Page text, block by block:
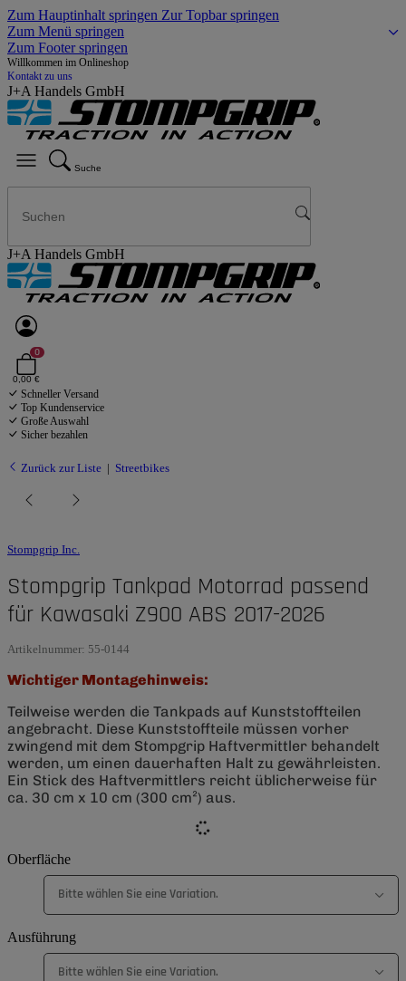
Zum Hauptinhalt springen Zur Topbar springen
Zum Menü springen
Zum Footer springen
Willkommen im Onlineshop
Kontakt zu uns
J+A Handels GmbH
Suche
J+A Handels GmbH
0
0,00 €
Schneller Versand
Top Kundenservice
Große Auswahl
Sicher bezahlen
Zurück zur Liste Streetbikes
Stompgrip Inc.
Stompgrip Tankpad Motorrad passend
für Kawasaki Z900 ABS 2017-2026
Artikelnummer: 55-0144
Wichtiger Montagehinweis:
Teilweise werden die Tankpads auf Kunststoffteilen
angebracht. Diese Kunststoffteile müssen vorher
zwingend mit dem Stompgrip Haftvermittler behandelt
werden, um einen dauerhaften Halt zu gewährleisten.
Ein Stick des Haftvermittlers reicht üblicherweise für
ca. 30 cm x 10 cm (300 cm²) aus.
Oberfläche
Bitte wählen Sie eine Variation.
Ausführung
Bitte wählen Sie eine Variation.